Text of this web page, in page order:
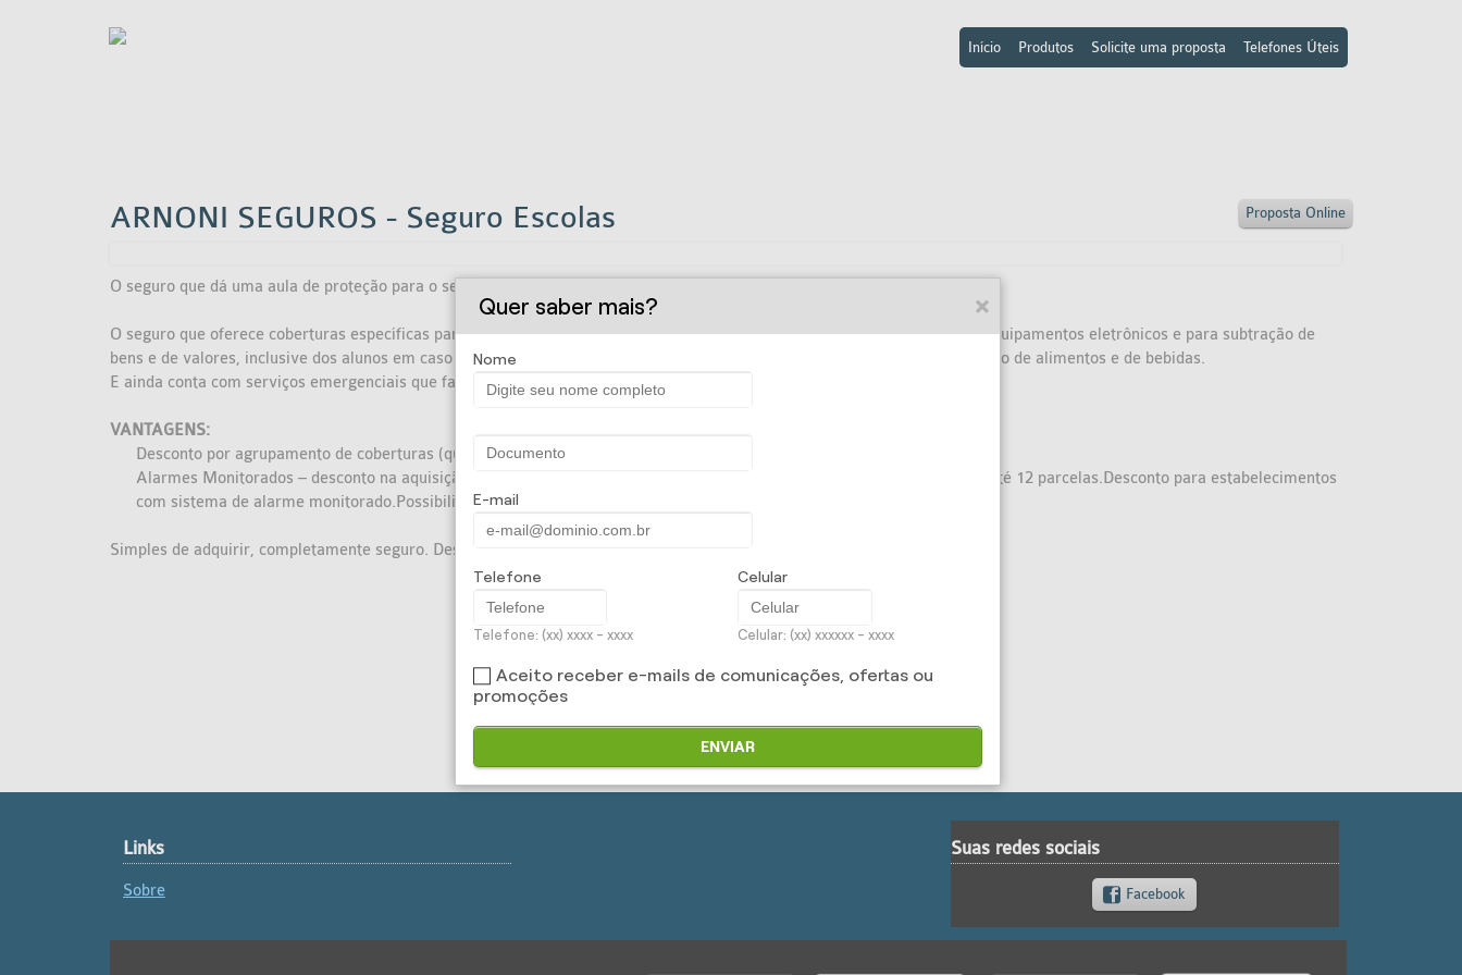
Início Produtos Solicite uma proposta Telefones Úteis
Proposta Online
ARNONI SEGUROS - Seguro Escolas
O seguro que dá uma aula de proteção para o seu negócio.
O seguro que oferece coberturas específicas para proteger o estabelecimento e também os alunos. Tem garantia para os equipamentos eletrônicos e para subtração de
bens e de valores, inclusive dos alunos em caso de arrastões, além de garantir danos causados a terceiros pelo fornecimento de alimentos e de bebidas.
E ainda conta com serviços emergenciais que facilitam o dia a dia.
VANTAGENS:
Desconto por agrupamento de coberturas (quantidade de coberturas contratadas).
Alarmes Monitorados – desconto na aquisição dos equipamentos e no serviço de instalação do alarme.Pagamento em até 12 parcelas.Desconto para estabelecimentos
com sistema de alarme monitorado.Possibilidade de contratação de vários locais em uma única apólice.
Simples de adquirir, completamente seguro. Descubra agora mesmo mais benefícios deste produto Porto.
Links
Sobre
Suas redes sociais
Facebook
Quer saber mais?
Nome
E-mail
Telefone
Telefone: (xx) xxxx - xxxx
Celular
Celular: (xx) xxxxxx - xxxx
Aceito receber e-mails de comunicações, ofertas ou
promoções
ENVIAR